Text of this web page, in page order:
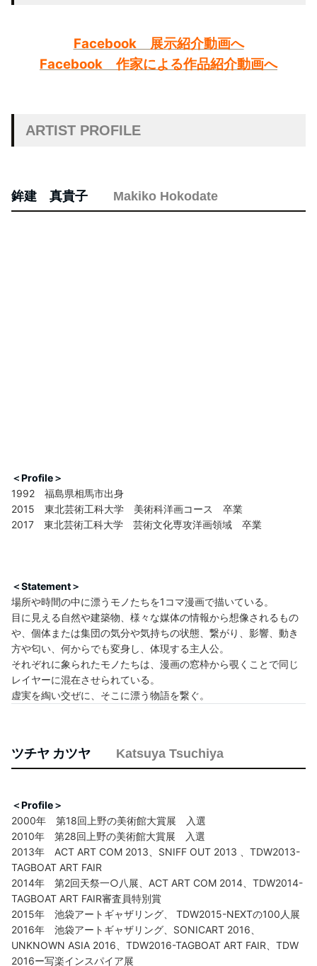
Facebook 展示紹介動画へ
Facebook 作家による作品紹介動画へ
ARTIST PROFILE
鉾建 真貴子 Makiko Hokodate
＜Profile＞
1992 福島県相馬市出身
2015 東北芸術工科大学 美術科洋画コース 卒業
2017 東北芸術工科大学 芸術文化専攻洋画領域 卒業
＜Statement＞
場所や時間の中に漂うモノたちを1コマ漫画で描いている。
目に見える自然や建築物、様々な媒体の情報から想像されるもの
や、個体または集団の気分や気持ちの状態、繋がり、影響、動き
方や匂い、何からでも変身し、体現する主人公。
それぞれに象られたモノたちは、漫画の窓枠から覗くことで同じ
レイヤーに混在させられている。
虚実を綯い交ぜに、そこに漂う物語を繋ぐ。
ツチヤ カツヤ Katsuya Tsuchiya
＜Profile＞
2000年 第18回上野の美術館大賞展 入選
2010年 第28回上野の美術館大賞展 入選
2013年 ACT ART COM 2013、SNIFF OUT 2013 、TDW2013-
TAGBOAT ART FAIR
2014年 第2回天祭一○八展、ACT ART COM 2014、TDW2014-
TAGBOAT ART FAIR審査員特別賞
2015年 池袋アートギャザリング、 TDW2015-NEXTの100人展
2016年 池袋アートギャザリング、SONICART 2016、
UNKNOWN ASIA 2016、TDW2016-TAGBOAT ART FAIR、TDW
2016ー写楽インスパイア展